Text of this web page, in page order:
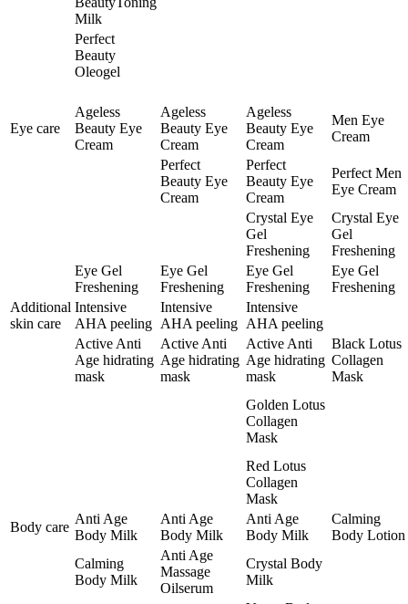
Milk
Perfect
Beauty
Oleogel
Eye care
Ageless
Beauty Eye
Cream
Ageless
Beauty Eye
Cream
Ageless
Beauty Eye
Cream
Men Eye
Cream
Perfect
Beauty Eye
Cream
Perfect
Beauty Eye
Cream
Perfect Men
Eye Cream
Crystal Eye
Gel
Freshening
Crystal Eye
Gel
Freshening
Eye Gel
Freshening
Eye Gel
Freshening
Eye Gel
Freshening
Eye Gel
Freshening
Additional
skin care
Intensive
AHA peeling
Intensive
AHA peeling
Intensive
AHA peeling
Active Anti
Age hidrating
mask
Active Anti
Age hidrating
mask
Active Anti
Age hidrating
mask
Black Lotus
Collagen
Mask
Golden Lotus
Collagen
Mask
Red Lotus
Collagen
Mask
Body care
Anti Age
Body Milk
Anti Age
Body Milk
Anti Age
Body Milk
Calming
Body Lotion
Calming
Body Milk
Anti Age
Massage
Oilserum
Crystal Body
Milk